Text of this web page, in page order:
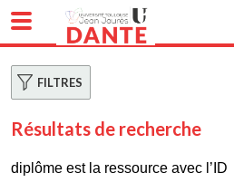
FILTRES
Résultats de recherche
diplôme est la ressource avec l’ID